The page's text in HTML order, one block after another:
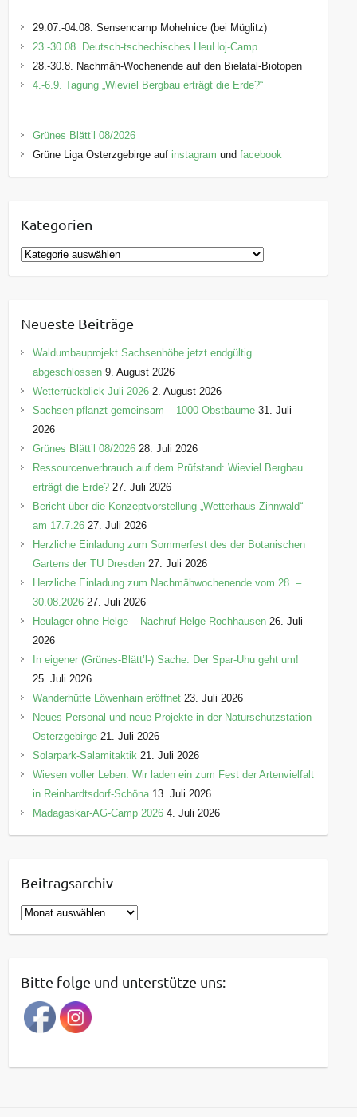
29.07.-04.08. Sensencamp Mohelnice (bei Müglitz)
23.-30.08. Deutsch-tschechisches HeuHoj-Camp
28.-30.8. Nachmäh-Wochenende auf den Bielatal-Biotopen
4.-6.9. Tagung „Wieviel Bergbau erträgt die Erde?“
Grünes Blätt’l 08/2026
Grüne Liga Osterzgebirge auf instagram undfacebook
Kategorien
K
a
g
o
i
e
Neueste Beiträge
Waldumbauprojekt Sachsenhöhe jetzt endgültig
abgeschlossen 9. August 2026
Wetterrückblick Juli 2026 2. August 2026
Sachsen pflanzt gemeinsam – 1000 Obstbäume 31. Juli
2026
Grünes Blätt’l 08/2026 28. Juli 2026
Ressourcenverbrauch auf dem Prüfstand: Wieviel Bergbau
erträgt die Erde? 27. Juli 2026
Bericht über die Konzeptvorstellung „Wetterhaus Zinnwald“
am 17.7.26 27. Juli 2026
Herzliche Einladung zum Sommerfest des der Botanischen
Gartens der TU Dresden 27. Juli 2026
Herzliche Einladung zum Nachmähwochenende vom 28. –
30.08.2026 27. Juli 2026
Heulager ohne Helge – Nachruf Helge Rochhausen 26. Juli
2026
In eigener (Grünes-Blätt’l-) Sache: Der Spar-Uhu geht um!
25. Juli 2026
Wanderhütte Löwenhain eröffnet 23. Juli 2026
Neues Personal und neue Projekte in der Naturschutzstation
Osterzgebirge 21. Juli 2026
Solarpark-Salamitaktik 21. Juli 2026
Wiesen voller Leben: Wir laden ein zum Fest der Artenvielfalt
in Reinhardtsdorf-Schöna 13. Juli 2026
Madagaskar-AG-Camp 2026 4. Juli 2026
Beitragsarchiv
B
e
r
a
g
a
Bitte folge und unterstütze uns: